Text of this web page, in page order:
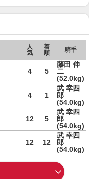
人
気
着
順
騎手
4 5
藤田 伸
二
(52.0kg)
4 1
武 幸四
郎
(54.0kg)
12 5
武 幸四
郎
(54.0kg)
12 12
武 幸四
郎
(54.0kg)